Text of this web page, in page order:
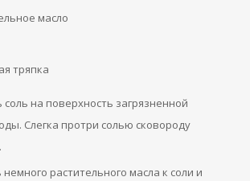
масло
тряпка
на поверхность загрязненной
Слегка протри солью сковороду
растительного масла к соли и